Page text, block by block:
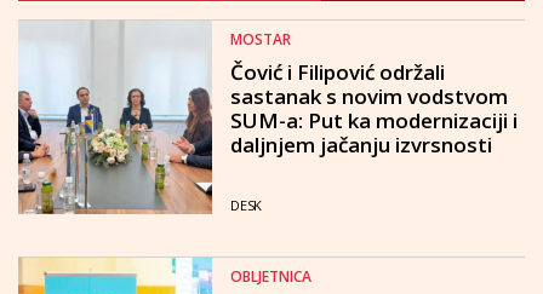
MOSTAR
Čović i Filipović održali
sastanak s novim vodstvom
SUM-a: Put ka modernizaciji i
daljnjem jačanju izvrsnosti
DESK
OBLJETNICA